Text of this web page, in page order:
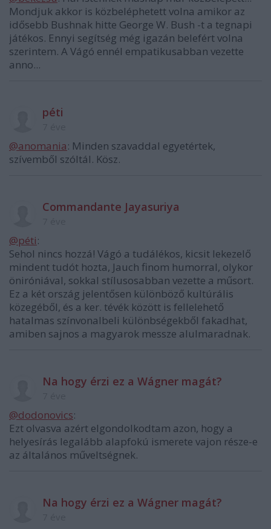
Mondjuk akkor is közbeléphetett volna amikor az
idősebb Bushnak hitte George W. Bush -t a tegnapi
játékos. Ennyi segítség még igazán belefért volna
szerintem. A Vágó ennél empatikusabban vezette
anno...
péti
@anomania: Minden szavaddal egyetértek,
szívemből szóltál. Kösz.
Commandante Jayasuriya
@péti:
Sehol nincs hozzá! Vágó a tudálékos, kicsit lekezelő
mindent tudót hozta, Jauch finom humorral, olykor
öniróniával, sokkal stílusosabban vezette a műsort.
Ez a két ország jelentősen különböző kultúrális
közegéből, és a ker. tévék között is fellelehető
hatalmas színvonalbeli különbségekből fakadhat,
amiben sajnos a magyarok messze alulmaradnak.
Na hogy érzi ez a Wágner magát?
@dodonovics:
Ezt olvasva azért elgondolkodtam azon, hogy a
helyesírás legalább alapfokú ismerete vajon része-e
az általános műveltségnek.
Na hogy érzi ez a Wágner magát?